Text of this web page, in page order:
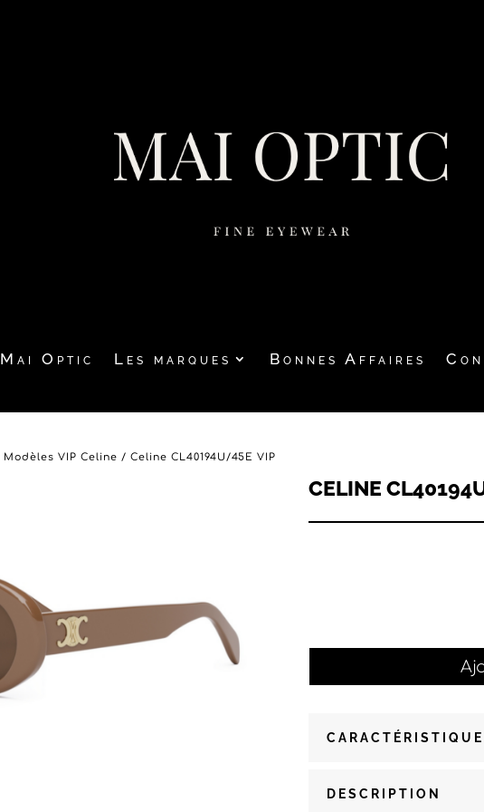
Mai Optic Les marques Bonnes Affaires
Modèles VIP Celine / Celine CL40194U/45E VIP
CELINE
DESCRIPTION